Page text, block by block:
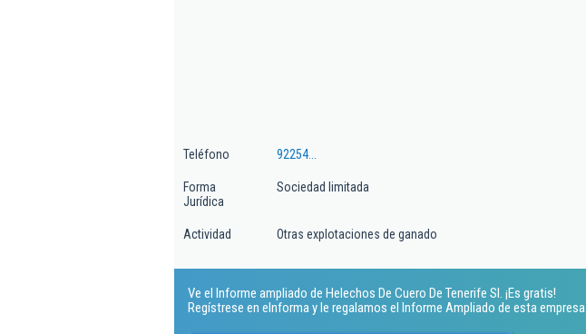
Teléfono 92254...
Forma
Jurídica
Sociedad limitada
Actividad Otras explotaciones de ganado
Ve el Informe ampliado de Helechos De Cuero De Tenerife Sl. ¡Es gratis!
Regístrese en eInforma y le regalamos el Informe Ampliado de esta empresa